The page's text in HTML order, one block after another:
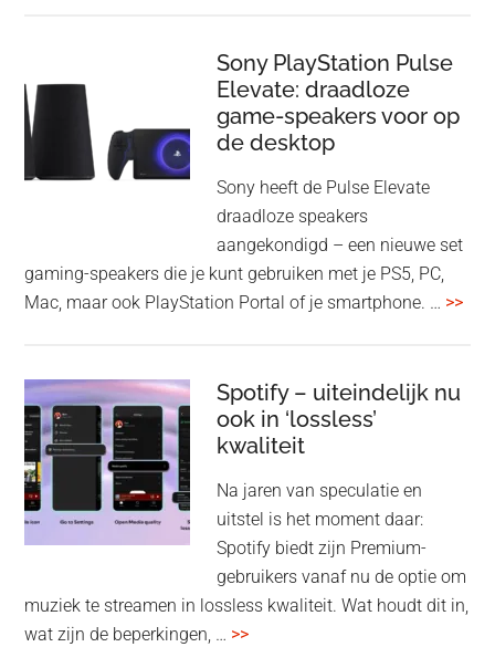
Sony PlayStation Pulse
Elevate: draadloze
game-speakers voor op
de desktop
Sony heeft de Pulse Elevate
draadloze speakers
aangekondigd – een nieuwe set
gaming-speakers die je kunt gebruiken met je PS5, PC,
Mac, maar ook PlayStation Portal of je smartphone. … >>
Spotify – uiteindelijk nu
ook in ‘lossless’
kwaliteit
Na jaren van speculatie en
uitstel is het moment daar:
Spotify biedt zijn Premium-
gebruikers vanaf nu de optie om
muziek te streamen in lossless kwaliteit. Wat houdt dit in,
wat zijn de beperkingen, … >>overSpotify